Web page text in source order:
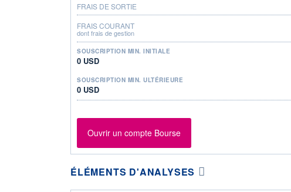
FRAIS DE SORTIE
FRAIS COURANT
dont frais de gestion
SOUSCRIPTION MIN. INITIALE
0 USD
SOUSCRIPTION MIN. ULTÉRIEURE
0 USD
Ouvrir un compte Bourse
ÉLÉMENTS D'ANALYSES